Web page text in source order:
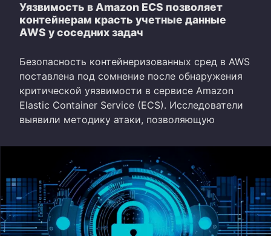
Уязвимость в Amazon ECS позволяет
контейнерам красть учетные данные
AWS у соседних задач
Безопасность контейнеризованных сред в AWS
поставлена под сомнение после обнаружения
критической уязвимости в сервисе Amazon
Elastic Container Service (ECS). Исследователи
выявили методику атаки, позволяющую